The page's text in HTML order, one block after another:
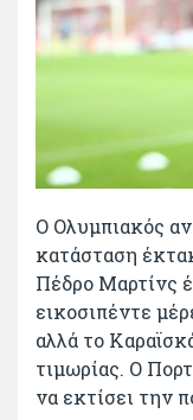
Ο Ολυμπιακός
κατάσταση
Πέδρο Μαρτίνς
εικοσιπέντε
αλλά το
τιμωρίας. Ο
να εκτίσει την